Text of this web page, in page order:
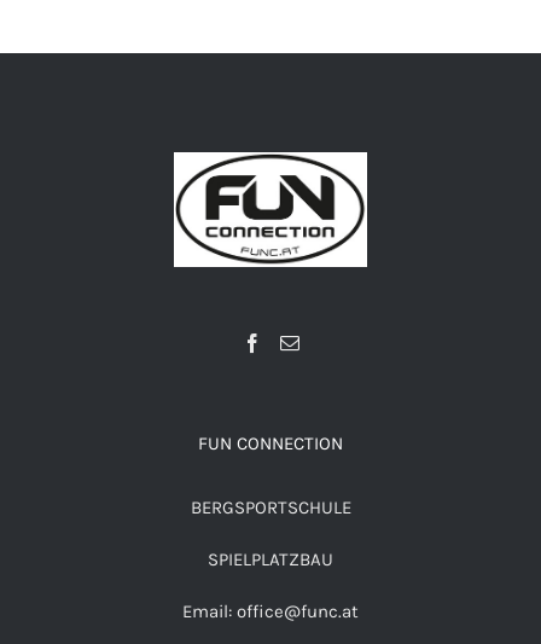
FUN CONNECTION
BERGSPORTSCHULE
SPIELPLATZBAU
Email: office@func.at